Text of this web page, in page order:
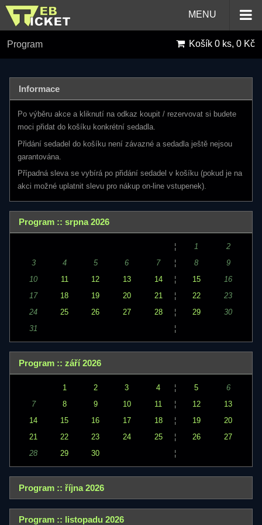
MENU
Program Košík 0 ks, 0 Kč
Informace
Po výběru akce a kliknutí na odkaz koupit / rezervovat si budete
moci přidat do košíku konkrétní sedadla.
Přidání sedadel do košíku není závazné a sedadla ještě nejsou
garantována.
Případná sleva se vybírá po přidání sedadel v košíku (pokud je na
akci možné uplatnit slevu pro nákup on-line vstupenek).
Program :: srpna 2026
¦ 1
2
3
4 5 6 7 ¦ 8
9
10
11 12 13 14 ¦ 15
16
17
18 19 20 21 ¦ 22
23
24
25 26 27 28 ¦ 29
30
31
¦
Program :: září 2026
1 2 3 4 ¦ 5
6
7
8 9 10 11 ¦ 12
13
14
15 16 17 18 ¦ 19
20
21
22 23 24 25 ¦ 26
27
28
29 30 ¦
Program :: října 2026
Program :: listopadu 2026